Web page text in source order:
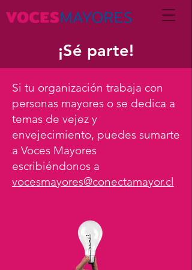
¡Sé parte!
Si tu organización trabaja con
personas mayores o se dedica a
temas de vejez y
envejecimiento, puedes sumarte
a Voces Mayores
escribiéndonos a
vocesmayores@conectamayor.cl